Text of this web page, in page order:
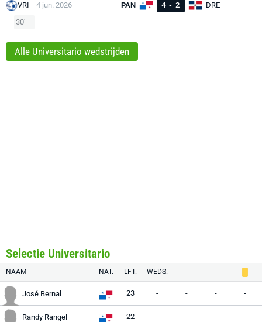
VRI 4 jun. 2026 PAN 4 - 2
DRE
30'
Alle Universitario wedstrijden
Selectie Universitario
NAAM NAT. LFT. WEDS.
José Bernal 23 - - - -
Randy Rangel 22 - - - -